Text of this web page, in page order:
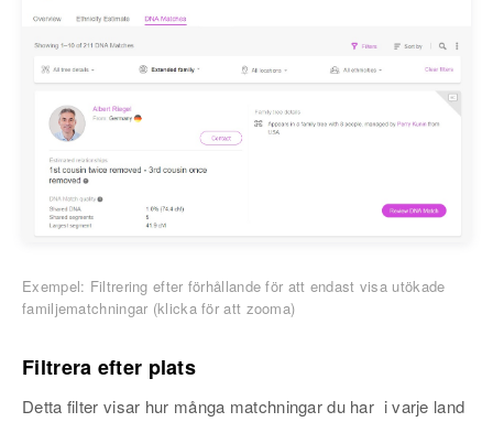
Exempel: Filtrering efter förhållande för att endast visa utökade
familjematchningar (klicka för att zooma)
Filtrera efter plats
Detta filter visar hur många matchningar du har i varje land